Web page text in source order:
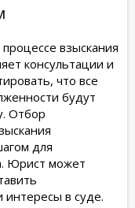
взыскания
консультации и
что все
будут
Отбор
для
Юрист может
в суде.